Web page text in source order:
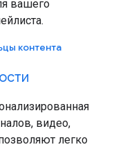
вашего
контента
видео,
легко